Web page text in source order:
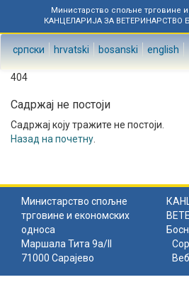
Министарство спољне трговине
КАНЦЕЛАРИЈА ЗА ВЕТЕРИНАРСТВО
српски hrvatski bosanski english
404
Садржај не постоји
Садржај коју тражите не постоји.
Назад на почетну
Министарство спољне
трговине и економских
односа
Маршала Тита 9а/II
71000 Сарајево